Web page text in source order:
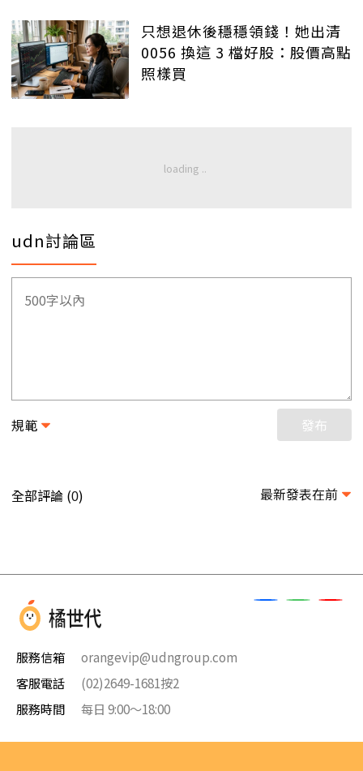
只想退休後穩穩領錢！她出清
0056 換這 3 檔好股：股價高點
照樣買
udn討論區
規範 發布
全部評論 (0) 最新發表在前
服務信箱
orangevip@udngroup.com
客服電話
(02)2649-1681按2
服務時間
每日 9:00～18:00